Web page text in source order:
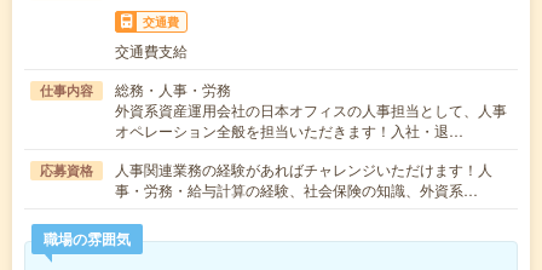
交通費
交通費支給
仕事内容
総務・人事・労務
外資系資産運用会社の日本オフィスの人事担当として、人事
オペレーション全般を担当いただきます！入社・退…
応募資格
人事関連業務の経験があればチャレンジいただけます！人
事・労務・給与計算の経験、社会保険の知識、外資系…
職場の雰囲気